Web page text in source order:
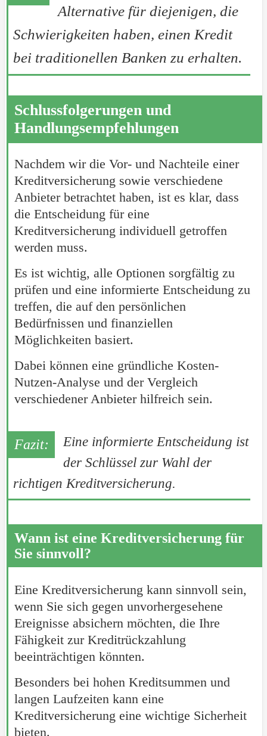
Alternative für diejenigen, die
Schwierigkeiten haben, einen Kredit
bei traditionellen Banken zu erhalten.
Schlussfolgerungen und
Handlungsempfehlungen
Nachdem wir die Vor- und Nachteile einer
Kreditversicherung sowie verschiedene
Anbieter betrachtet haben, ist es klar, dass
die Entscheidung für eine
Kreditversicherung individuell getroffen
werden muss.
Es ist wichtig, alle Optionen sorgfältig zu
prüfen und eine informierte Entscheidung zu
treffen, die auf den persönlichen
Bedürfnissen und finanziellen
Möglichkeiten basiert.
Dabei können eine gründliche Kosten-
Nutzen-Analyse und der Vergleich
verschiedener Anbieter hilfreich sein.
Eine informierte Entscheidung ist
der Schlüssel zur Wahl der
richtigen Kreditversicherung.
Wann ist eine Kreditversicherung für
Sie sinnvoll?
Eine Kreditversicherung kann sinnvoll sein,
wenn Sie sich gegen unvorhergesehene
Ereignisse absichern möchten, die Ihre
Fähigkeit zur Kreditrückzahlung
beeinträchtigen könnten.
Besonders bei hohen Kreditsummen und
langen Laufzeiten kann eine
Kreditversicherung eine wichtige Sicherheit
bieten.